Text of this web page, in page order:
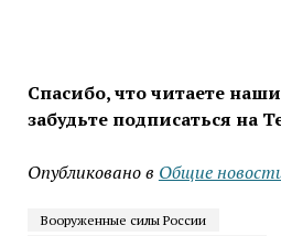
Спасибо, что читаете
забудьте подписаться на
Опубликовано в Общие
Вооруженные силы России